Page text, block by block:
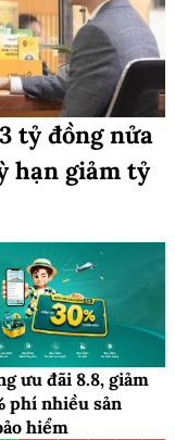
tỷ đồng nửa
hạn giảm tỷ
ưu đãi 8.8, giảm
phí nhiều sản
hiểm